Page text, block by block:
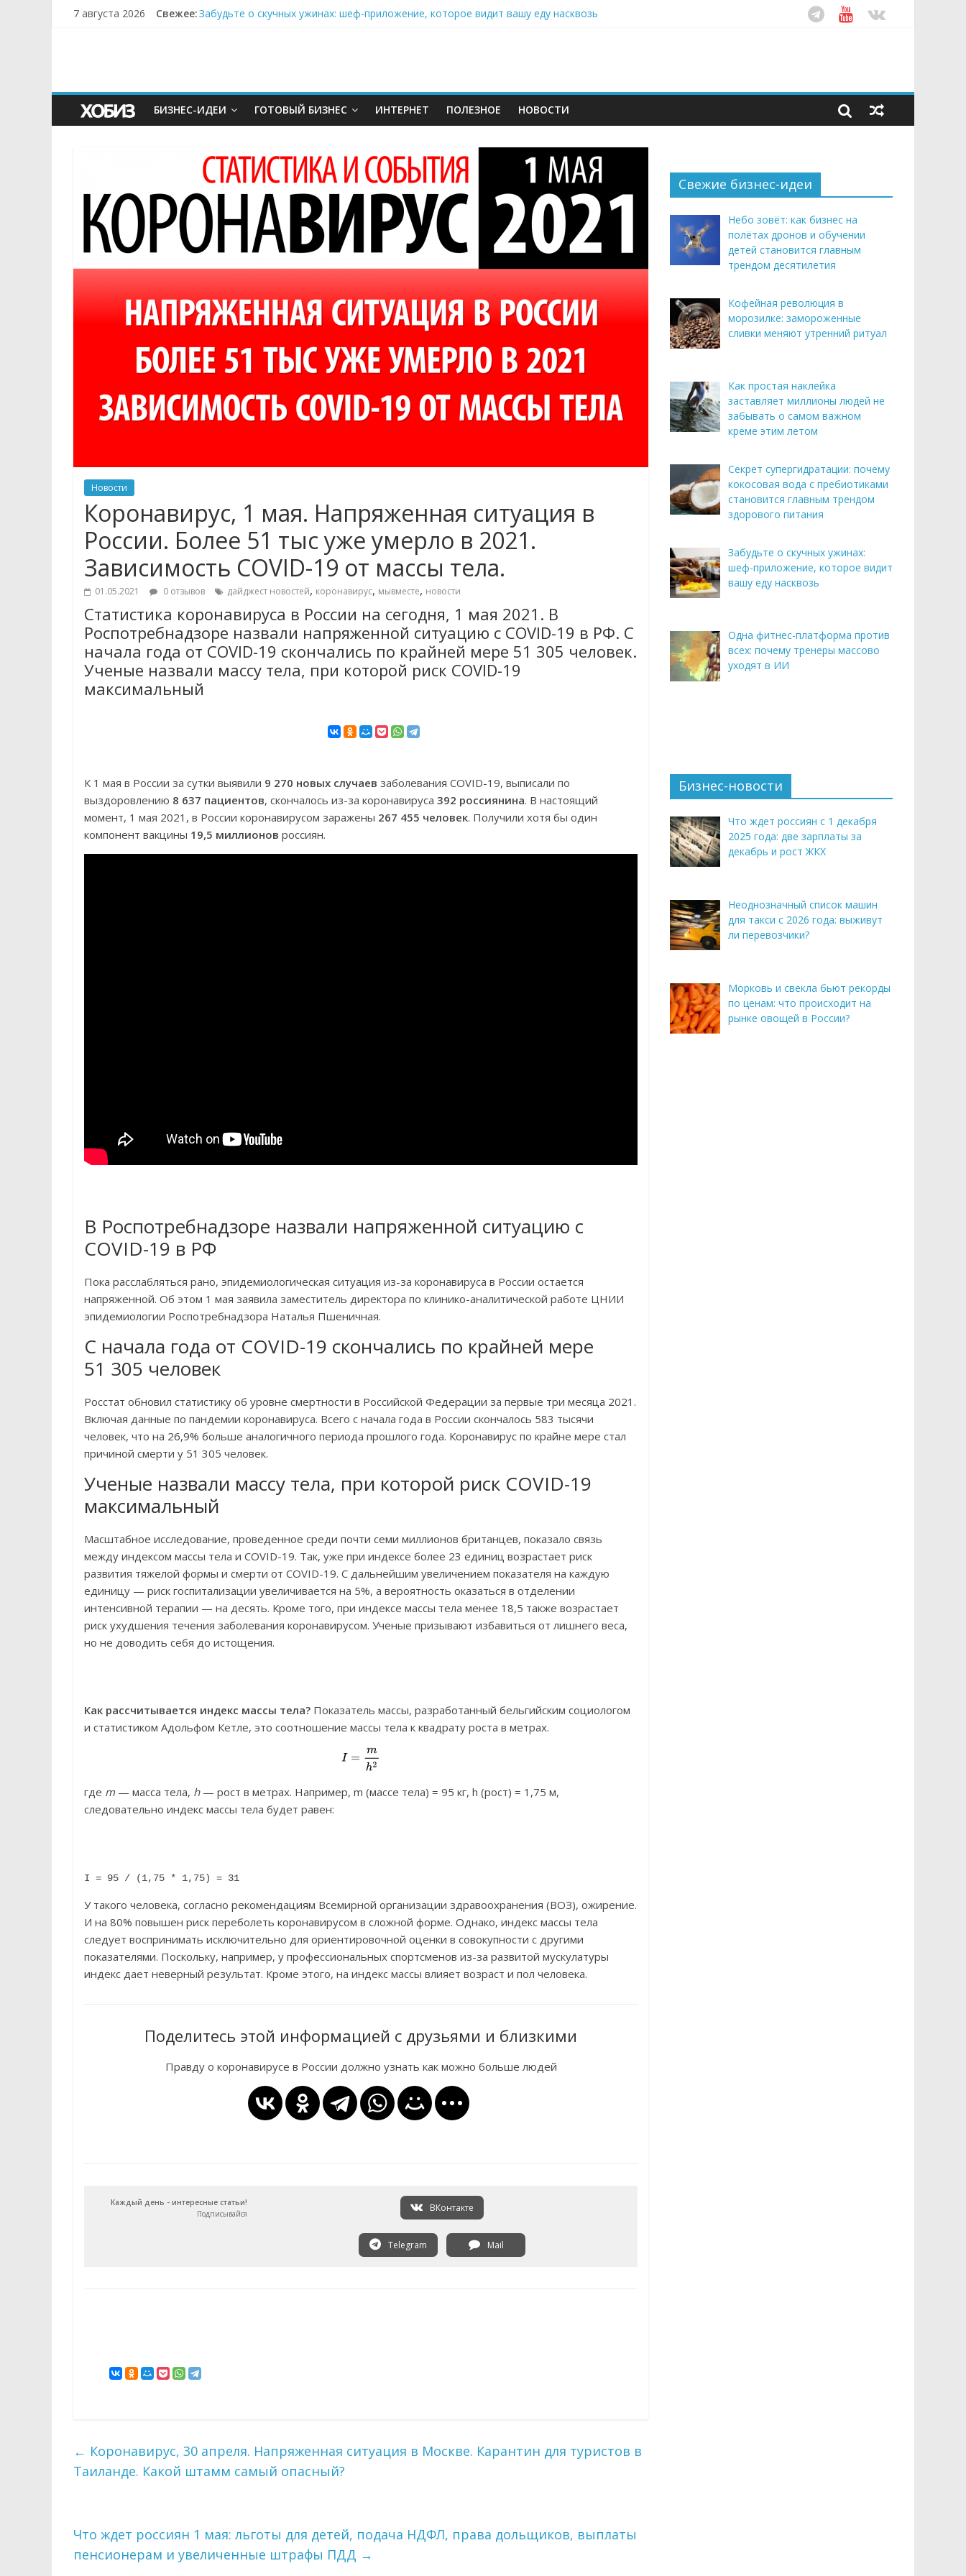
7 августа 2026 Свежее:Забудьте о скучных ужинах: шеф-приложение, которое видит вашу еду насквозь
БИЗНЕС-ИДЕИ ГОТОВЫЙ БИЗНЕС ИНТЕРНЕТ ПОЛЕЗНОЕ НОВОСТИ
Новости
Коронавирус, 1 мая. Напряженная ситуация в
России. Более 51 тыс уже умерло в 2021.
Зависимость COVID-19 от массы тела.
01.05.2021 0 отзывов дайджест новостей, коронавирус, мывместе, новости
Статистика коронавируса в России на сегодня, 1 мая 2021. В
Роспотребнадзоре назвали напряженной ситуацию с COVID-19 в РФ. С
начала года от COVID-19 скончались по крайней мере 51 305 человек.
Ученые назвали массу тела, при которой риск COVID-19
максимальный
К 1 мая в России за сутки выявили 9 270 новых случаев заболевания COVID-19, выписали по
выздоровлению 8 637 пациентов, скончалось из-за коронавируса 392 россиянина. В настоящий
момент, 1 мая 2021, в России коронавирусом заражены 267 455 человек. Получили хотя бы один
компонент вакцины 19,5 миллионов россиян.
В Роспотребнадзоре назвали напряженной ситуацию с
COVID-19 в РФ
Пока расслабляться рано, эпидемиологическая ситуация из-за коронавируса в России остается
напряженной. Об этом 1 мая заявила заместитель директора по клинико-аналитической работе ЦНИИ
эпидемиологии Роспотребнадзора Наталья Пшеничная.
С начала года от COVID-19 скончались по крайней мере
51 305 человек
Росстат обновил статистику об уровне смертности в Российской Федерации за первые три месяца 2021.
Включая данные по пандемии коронавируса. Всего с начала года в России скончалось 583 тысячи
человек, что на 26,9% больше аналогичного периода прошлого года. Коронавирус по крайне мере стал
причиной смерти у 51 305 человек.
Ученые назвали массу тела, при которой риск COVID-19
максимальный
Масштабное исследование, проведенное среди почти семи миллионов британцев, показало связь
между индексом массы тела и COVID-19. Так, уже при индексе более 23 единиц возрастает риск
развития тяжелой формы и смерти от COVID-19. С дальнейшим увеличением показателя на каждую
единицу — риск госпитализации увеличивается на 5%, а вероятность оказаться в отделении
интенсивной терапии — на десять. Кроме того, при индексе массы тела менее 18,5 также возрастает
риск ухудшения течения заболевания коронавирусом. Ученые призывают избавиться от лишнего веса,
но не доводить себя до истощения.
Как рассчитывается индекс массы тела? Показатель массы, разработанный бельгийским социологом
и статистиком Адольфом Кетле, это соотношение массы тела к квадрату роста в метрах.
где m — масса тела, h— рост в метрах. Например, m (массе тела) = 95 кг, h (рост) = 1,75 м,
следовательно индекс массы тела будет равен:
I = 95 / (1,75 * 1,75) = 31
У такого человека, согласно рекомендациям Всемирной организации здравоохранения (ВОЗ), ожирение.
И на 80% повышен риск переболеть коронавирусом в сложной форме. Однако, индекс массы тела
следует воспринимать исключительно для ориентировочной оценки в совокупности с другими
показателями. Поскольку, например, у профессиональных спортсменов из-за развитой мускулатуры
индекс дает неверный результат. Кроме этого, на индекс массы влияет возраст и пол человека.
Поделитесь этой информацией с друзьями и близкими
Правду о коронавирусе в России должно узнать как можно больше людей
Каждый день - интересные статьи!
Подписывайся
ВКонтакте
Telegram Mail
← Коронавирус, 30 апреля. Напряженная ситуация в Москве. Карантин для туристов в
Таиланде. Какой штамм самый опасный?
Что ждет россиян 1 мая: льготы для детей, подача НДФЛ, права дольщиков, выплаты
пенсионерам и увеличенные штрафы ПДД →
Свежие бизнес-идеи
Небо зовёт: как бизнес на
полётах дронов и обучении
детей становится главным
трендом десятилетия
Кофейная революция в
морозилке: замороженные
сливки меняют утренний ритуал
Как простая наклейка
заставляет миллионы людей не
забывать о самом важном
креме этим летом
Секрет супергидратации: почему
кокосовая вода с пребиотиками
становится главным трендом
здорового питания
Забудьте о скучных ужинах:
шеф-приложение, которое видит
вашу еду насквозь
Одна фитнес-платформа против
всех: почему тренеры массово
уходят в ИИ
Бизнес-новости
Что ждет россиян с 1 декабря
2025 года: две зарплаты за
декабрь и рост ЖКХ
Неоднозначный список машин
для такси с 2026 года: выживут
ли перевозчики?
Морковь и свекла бьют рекорды
по ценам: что происходит на
рынке овощей в России?